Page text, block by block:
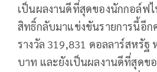
เป็นผลงานดีที่สุดของนักกอล์ฟ
สิทธิ์กลับมาแข่งขันรายการนี้อีก
รางวัล 319,831 ดอลลาร์สหรัฐ
บาท และยังเป็นผลงานดีที่สุดขอ